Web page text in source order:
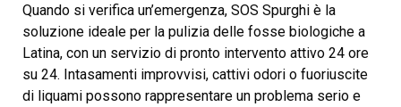
Quando si verifica un’emergenza, SOS Spurghi è la
soluzione ideale per la pulizia delle fosse biologiche a
Latina, con un servizio di pronto intervento attivo 24 ore
su 24. Intasamenti improvvisi, cattivi odori o fuoriuscite
di liquami possono rappresentare un problema serio e